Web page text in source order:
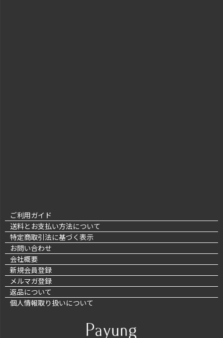
ご利用ガイド
送料とお支払い方法について
特定商取引法に基づく表示
お問い合わせ
会社概要
新規会員登録
メルマガ登録
返品について
個人情報取り扱いについて